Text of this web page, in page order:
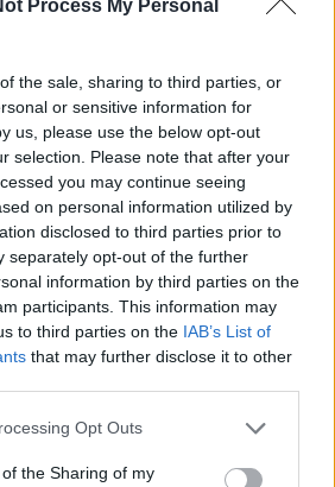
Process My Personal
the sale, sharing to third parties, or
or sensitive information for
us, please use the below opt-out
selection. Please note that after your
you may continue seeing
on personal information utilized by
disclosed to third parties prior to
separately opt-out of the further
information by third parties on the
participants. This information may
to third parties on the IAB’s List of
that may further disclose it to other
app uses one or more Google
or usage behaviour. You may click to
Opt Outs
the Sharing of my
στη Λέσβο - Η αρχική